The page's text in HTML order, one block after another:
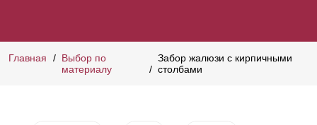
Главная
Выбор по
материалу
Забор жалюзи с кирпичными
столбами